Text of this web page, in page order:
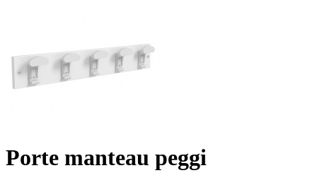
Porte manteau peggi